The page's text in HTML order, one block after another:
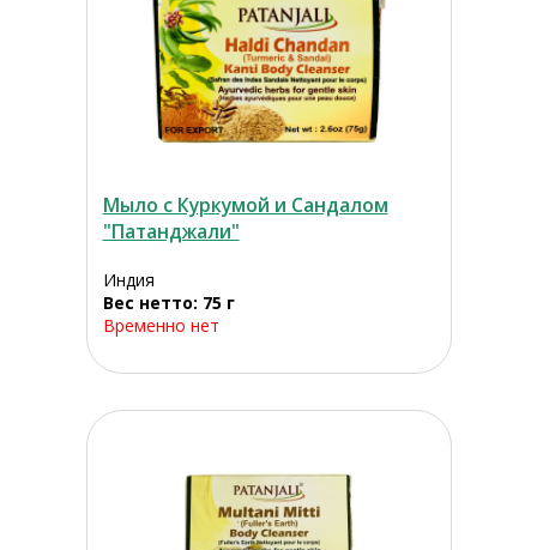
Мыло с Куркумой и Сандалом
"Патанджали"
Индия
Вес нетто: 75 г
Временно нет